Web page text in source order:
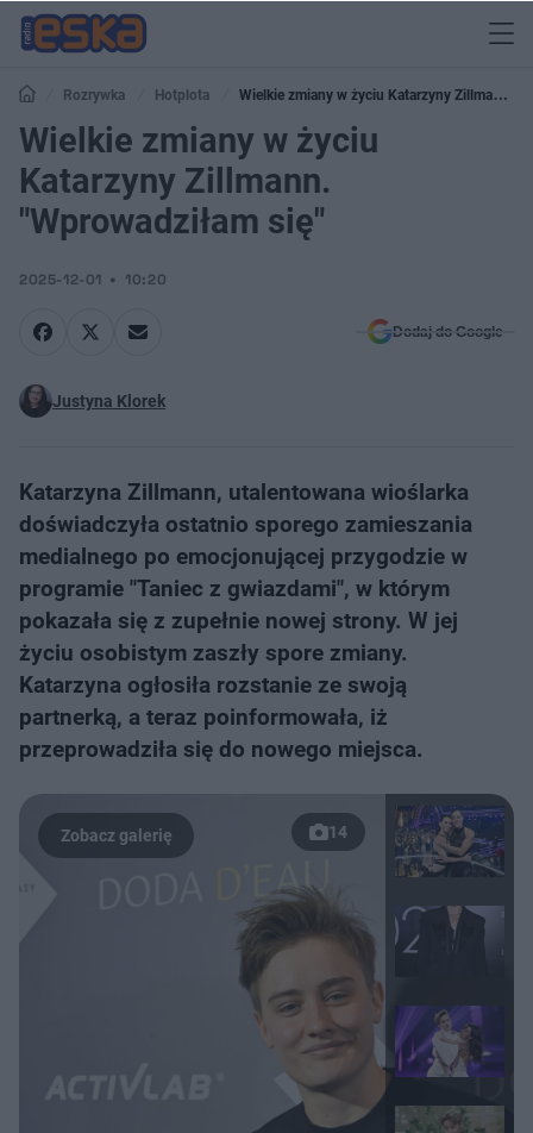
Rozrywka Hotplota
Wielkie zmiany w życiu Katarzyny Zillmann.
"Wprowadziłam się"
Wielkie zmiany w życiu
Katarzyny Zillmann.
"Wprowadziłam się"
2025-12-01 10:20
Dodaj do Google
Justyna Klorek
Katarzyna Zillmann, utalentowana wioślarka
doświadczyła ostatnio sporego zamieszania
medialnego po emocjonującej przygodzie w
programie "Taniec z gwiazdami", w którym
pokazała się z zupełnie nowej strony. W jej
życiu osobistym zaszły spore zmiany.
Katarzyna ogłosiła rozstanie ze swoją
partnerką, a teraz poinformowała, iż
przeprowadziła się do nowego miejsca.
14